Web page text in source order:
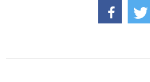
Rosa-Luxemburg-Stiftung